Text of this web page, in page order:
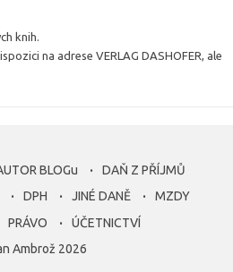
knih.
na adrese VERLAG DASHOFER, ale
BLOGu
DAŇ Z PŘÍJMŮ
DPH JINÉ DANĚ
MZDY
PRÁVO
ÚČETNICTVÍ
Ambrož 2026